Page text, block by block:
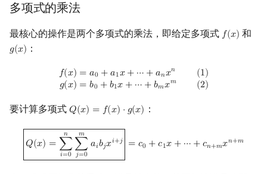
类欧几里德算法
Meissel–Lehmer 算法
连分数
Stern–Brocot 树与 Farey 序列
最大团搜索算法
图上随机游走
多项式的乘法
最核心的操作是两个多项式的乘法，即给定多项式 𝑓(𝑥)
f(x) 和
𝑔(𝑥)
g(x) ：
𝑓(𝑥) = 𝑎0 +𝑎1𝑥+ ⋯ +𝑎𝑛𝑥𝑛 (1)
𝑔(𝑥) = 𝑏0 +𝑏1𝑥 + ⋯ +𝑏𝑚𝑥𝑚 (2)
+a1x +⋯+an xn(1 )g( x) =b 0+b1x +bm
要计算多项式 𝑄(𝑥) = 𝑓(𝑥) ⋅ 𝑔(𝑥)
Q(x)= f(x )⋅g(x ：
𝑄(𝑥) =
𝑛
∑
𝑖=0
𝑚
∑
𝑗=0
𝑎𝑖𝑏𝑗𝑥𝑖+𝑗 = 𝑐0 +𝑐1𝑥 + ⋯ +𝑐𝑛+𝑚𝑥𝑛+𝑚
∑i=0 n∑j=